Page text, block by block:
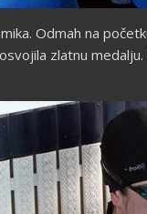
Odmah na
zlatnu